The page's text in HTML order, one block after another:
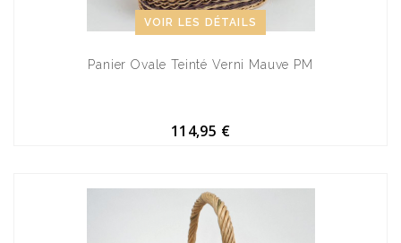
VOIR LES DÉTAILS
Panier Ovale Teinté Verni Mauve PM
114,95 €